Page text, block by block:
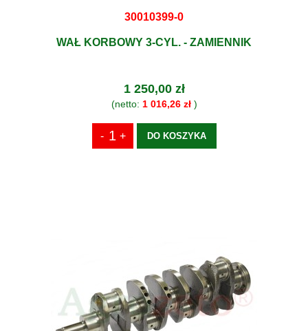
30010399-0
WAŁ KORBOWY 3-CYL. - ZAMIENNIK
1 250,00 zł
(netto: 1 016,26 zł)
DO KOSZYKA